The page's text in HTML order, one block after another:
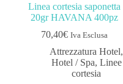
Linea cortesia saponetta
20gr HAVANA 400pz
70,40€ Iva Esclusa
Attrezzatura Hotel,
Hotel / Spa, Linee
cortesia